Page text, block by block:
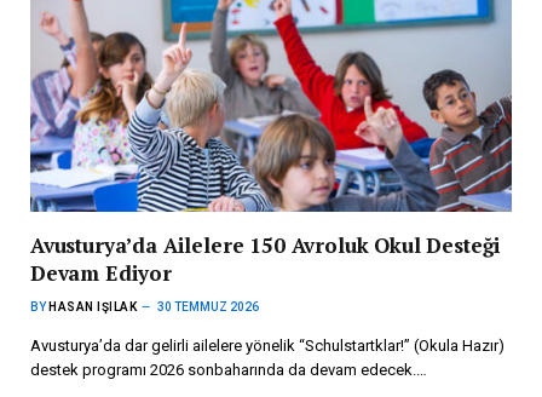
Avusturya’da Ailelere 150 Avroluk Okul Desteği
Devam Ediyor
BY HASAN IŞILAK 30 TEMMUZ 2026
Avusturya’da dar gelirli ailelere yönelik “Schulstartklar!” (Okula Hazır)
destek programı 2026 sonbaharında da devam edecek.…